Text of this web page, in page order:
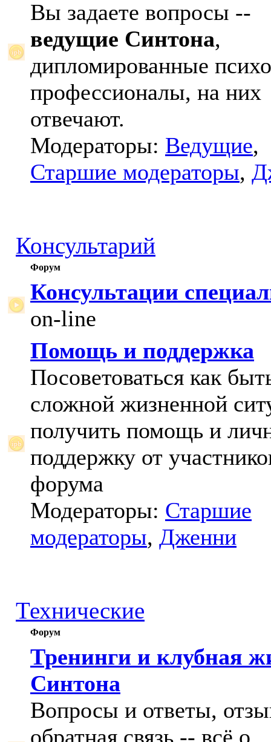
Вы задаете вопросы --
ведущие Синтона,
дипломированные
профессионалы, на них
отвечают.
Модераторы: Ведущие,
Старшие модераторы,
Консультарий
Форум
Консультации
on-line
Помощь и поддержка
Посоветоваться как
сложной жизненной
получить помощь и
поддержку от
форума
Модераторы: Старшие
модераторы, Дженни
Технические
Форум
Тренинги и клубная
Синтона
Вопросы и ответы,
обратная связь -- всё о